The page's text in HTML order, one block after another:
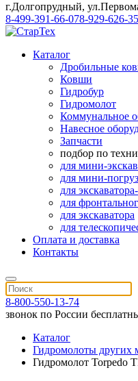
г.Долгопрудный,
8-499-391-66-078-929-626-
Каталог
Дробильные
Ковши
Гидробур
Гидромолот
Коммунальное
Навесное
Запчасти
подбор по
для мини-
для мини-
для
для
для экскаватора
для
Оплата и доставка
Контакты
8-800-550-13-74
звонок по России
Каталог
Гидромолоты других
Гидромолот Torpedo